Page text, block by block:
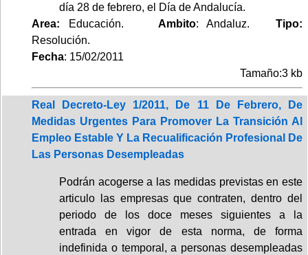
día 28 de febrero, el Día de Andalucía.
Area: Educación. Ambito: Andaluz.Tipo:
Resolución.
Fecha: 15/02/2011
Tamaño:3 kb
Real Decreto-Ley 1/2011, De 11 De Febrero, De
Medidas Urgentes Para Promover La Transición Al
Empleo Estable Y La Recualificación Profesional De
Las Personas Desempleadas
Podrán acogerse a las medidas previstas en este
articulo las empresas que contraten, dentro del
periodo de los doce meses siguientes a la
entrada en vigor de esta norma, de forma
indefinida o temporal, a personas desempleadas